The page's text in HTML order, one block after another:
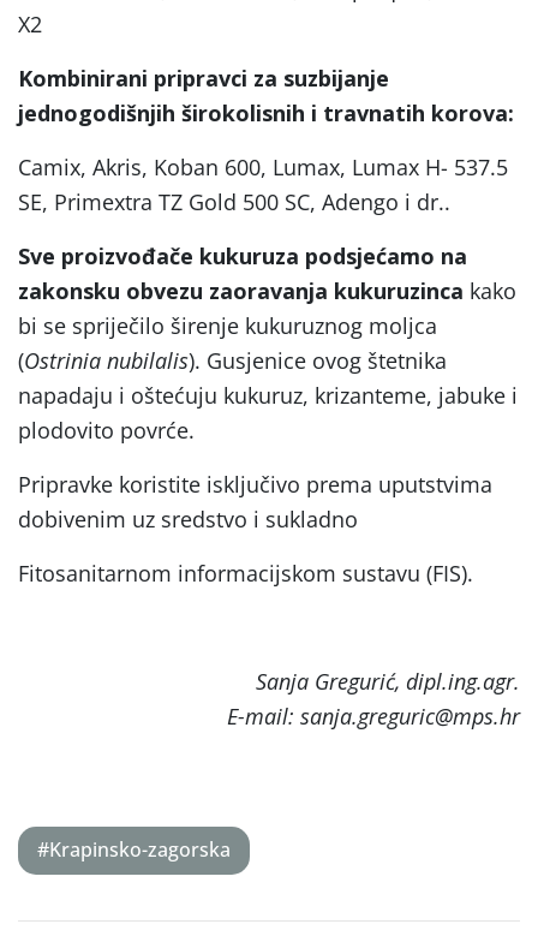
X2
Kombinirani pripravci za suzbijanje
jednogodišnjih širokolisnih i travnatih korova:
Camix, Akris, Koban 600, Lumax, Lumax H- 537.5
SE, Primextra TZ Gold 500 SC, Adengo i dr..
Sve proizvođače kukuruza podsjećamo na
zakonsku obvezu zaoravanja kukuruzinca kako
bi se spriječilo širenje kukuruznog moljca
(Ostrinia nubilalis). Gusjenice ovog štetnika
napadaju i oštećuju kukuruz, krizanteme, jabuke i
plodovito povrće.
Pripravke koristite isključivo prema uputstvima
dobivenim uz sredstvo i sukladno
Fitosanitarnom informacijskom sustavu (FIS).
Sanja Gregurić, dipl.ing.agr.
E-mail: sanja.greguric@mps.hr
#Krapinsko-zagorska